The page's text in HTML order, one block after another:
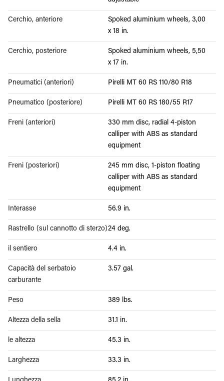
Cerchio, anteriore
Spoked aluminium wheels, 3,00
x 18 in.
Cerchio, posteriore
Spoked aluminium wheels, 5,50
x 17 in.
Pneumatici (anteriori) Pirelli MT 60 RS 110/80 R18
Pneumatico (posteriore) Pirelli MT 60 RS 180/55 R17
Freni (anteriori)
330 mm disc, radial 4-piston
calliper with ABS as standard
equipment
Freni (posteriori)
245 mm disc, 1-piston floating
calliper with ABS as standard
equipment
Interasse 56.9 in.
Rastrello (sul cannotto di sterzo)24 deg.
il sentiero 4.4 in.
Capacità del serbatoio
carburante
3.57 gal.
Peso 389 lbs.
Altezza della sella 31.1 in.
le altezza 45.3 in.
Larghezza 33.3 in.